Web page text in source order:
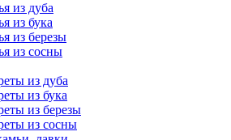
из дуба
из бука
из березы
из сосны
из дуба
из бука
из березы
из сосны